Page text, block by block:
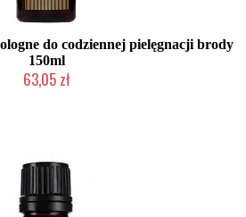
do codziennej pielęgnacji brody
150ml
63,05 zł